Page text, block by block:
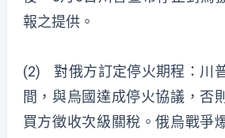
報之提供。
(2) 對俄方訂定停火期程：川
間，與烏國達成停火協議，否
買方徵收次級關稅。俄烏戰爭